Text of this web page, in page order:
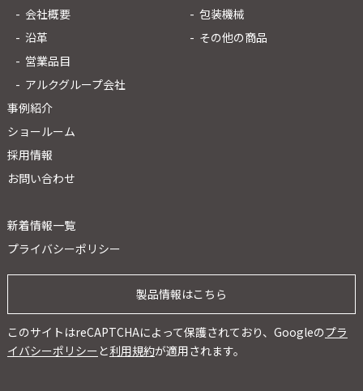
会社概要
沿革
営業品目
アルクグループ会社
包装機械
その他の商品
事例紹介
ショールーム
採用情報
お問い合わせ
新着情報一覧
プライバシーポリシー
製品情報はこちら
このサイトはreCAPTCHAによって保護されており、Googleのプラ
イバシーポリシー と利用規約が適用されます。